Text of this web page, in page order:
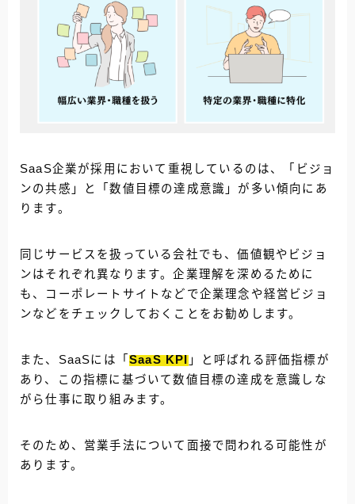
SaaS企業が採用において重視しているのは、「ビジョ
ンの共感」と「数値目標の達成意識」が多い傾向にあ
ります。
同じサービスを扱っている会社でも、価値観やビジョ
ンはそれぞれ異なります。企業理解を深めるために
も、コーポレートサイトなどで企業理念や経営ビジョ
ンなどをチェックしておくことをお勧めします。
また、SaaSには「 SaaS KPI
」と呼ばれる評価指標が
あり、この指標に基づいて数値目標の達成を意識しな
がら仕事に取り組みます。
そのため、営業手法について面接で問われる可能性が
あります。